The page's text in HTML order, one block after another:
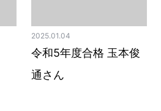
2025.01.04
令和5年度合格 玉本俊
通さん